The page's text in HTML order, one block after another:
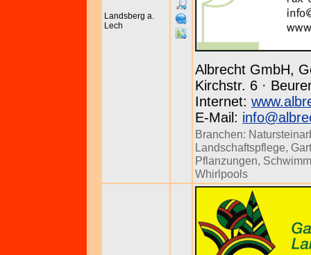
Landsberg a.
Lech
Albrecht GmbH,
Kirchstr. 6 ·
Internet:
E-Mail:
Branchen:
Landschaftspflege,
Pflanzungen,
Whirlpools